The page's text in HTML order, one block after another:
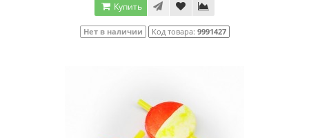
Купить
Нет в наличии Код товара: 9991427